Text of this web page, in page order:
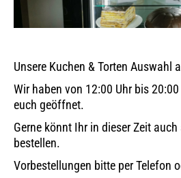
Unsere Kuchen & Torten Auswahl
Wir haben von 12:00 Uhr bis
euch geöffnet.
Gerne könnt Ihr in dieser Zeit
bestellen.
Vorbestellungen bitte per Telefon